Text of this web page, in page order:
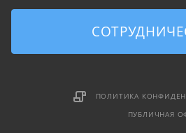
ПОЛИТИКА
ПУБЛИЧНАЯ